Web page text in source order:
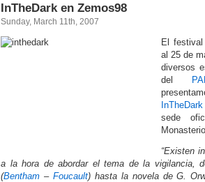
InTheDark en Zemos98
Sunday, March 11th, 2007
El
al 25 de
diversos
del
InTheDark
sede
“Existen
a la hora de abordar el tema de la vigilancia,
(Bentham – Foucault) hasta la novela de G.